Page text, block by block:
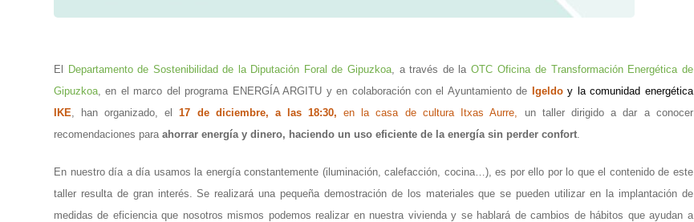
El Departamento de Sostenibilidad de la Diputación Foral de Gipuzkoa, a través de la OTC Oficina de Transformación Energética de
Gipuzkoa, en el marco del programa ENERGÍA ARGITU y en colaboración con el Ayuntamiento de Igeldo y la comunidad energética
IKE, han organizado, el 17 de diciembre, a las 18:30, en la casa de cultura Itxas Aurre,
un taller dirigido a dar a conocer
recomendaciones para ahorrar energía y dinero, haciendo un uso eficiente de la energía sin perder confort.
En nuestro día a día usamos la energía constantemente (iluminación, calefacción, cocina…), es por ello por lo que el contenido de este
taller resulta de gran interés. Se realizará una pequeña demostración de los materiales que se pueden utilizar en la implantación de
medidas de eficiencia que nosotros mismos podemos realizar en nuestra vivienda y se hablará de cambios de hábitos que ayudan a